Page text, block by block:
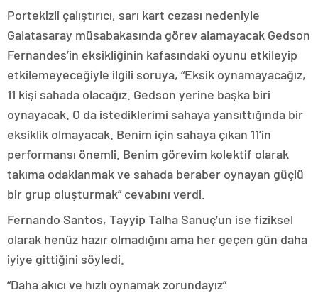
Portekizli çalıştırıcı, sarı kart cezası nedeniyle
Galatasaray müsabakasında görev alamayacak Gedson
Fernandes’in eksikliğinin kafasındaki oyunu etkileyip
etkilemeyeceğiyle ilgili soruya, “Eksik oynamayacağız,
11 kişi sahada olacağız. Gedson yerine başka biri
oynayacak. O da istediklerimi sahaya yansıttığında bir
eksiklik olmayacak. Benim için sahaya çıkan 11’in
performansı önemli. Benim görevim kolektif olarak
takıma odaklanmak ve sahada beraber oynayan güçlü
bir grup oluşturmak” cevabını verdi.
Fernando Santos, Tayyip Talha Sanuç’un ise fiziksel
olarak henüz hazır olmadığını ama her geçen gün daha
iyiye gittiğini söyledi.
“Daha akıcı ve hızlı oynamak zorundayız”